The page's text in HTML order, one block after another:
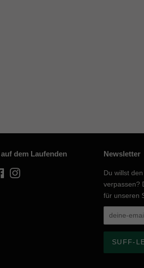
dem Laufenden
Facebook
Newsletter
Du willst
verpassen?
für unseren